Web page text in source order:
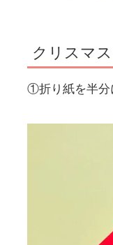
クリスマ
①折り紙を半分